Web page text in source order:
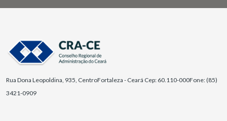
Rua Dona Leopoldina, 935, CentroFortaleza - Ceará Cep: 60.110-000Fone: (85)
3421-0909